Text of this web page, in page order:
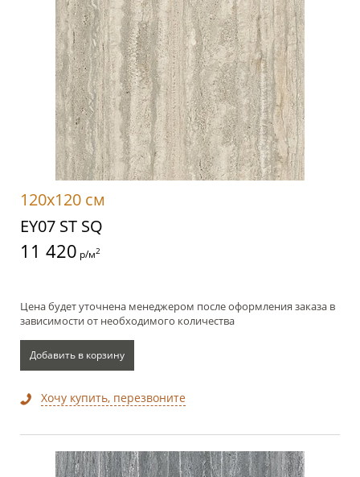
120x120 см
EY07 ST SQ
11 420 р/м2
Цена будет уточнена менеджером после оформления заказа в
зависимости от необходимого количества
Добавить в корзину
Хочу купить, перезвоните